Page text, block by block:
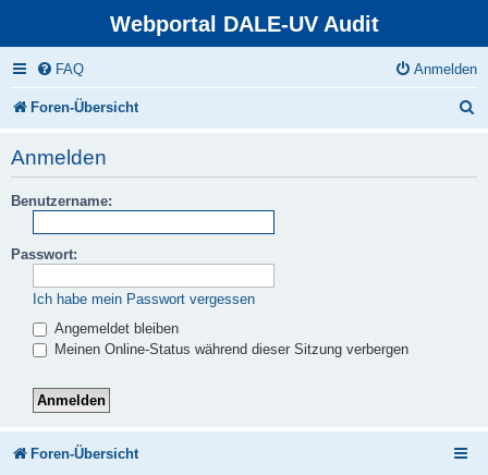
Webportal DALE-UV Audit
FAQ Anmelden
Foren-Übersicht
Anmelden
Benutzername:
Passwort:
Ich habe mein Passwort vergessen
Angemeldet bleiben
Meinen Online-Status während dieser Sitzung verbergen
Foren-Übersicht